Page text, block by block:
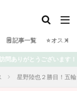
🗒 記事一覧 ⭐️ オスス
頭がいっぱいの「ふた
星野陸也２勝目！五